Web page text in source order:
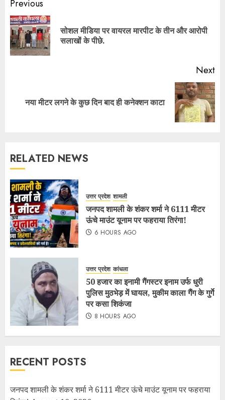
Previous
सोशल मीडिया पर वायरल मारपीट के तीन और आरोपी
सलाखों के पीछे.
Next
नया मीटर लगने के कुछ दिन बाद ही कनेक्शन काटा
RELATED NEWS
उत्तर प्रदेश शामली
जनपद शामली के शंकर शर्मा ने 6111 मीटर
ऊंचे माउंट यूनाम पर फहराया तिरंगा!
6 HOURS AGO
उत्तर प्रदेश कांधला
50 हजार का इनामी गैंगस्टर इनाम उर्फ धुरी
पुलिस मुठभेड़ में घायल, मुकीम काला गैंग के गुर्गे
पर कसा शिकंजा
8 HOURS AGO
RECENT POSTS
जनपद शामली के शंकर शर्मा ने 6111 मीटर ऊंचे माउंट यूनाम पर फहराया